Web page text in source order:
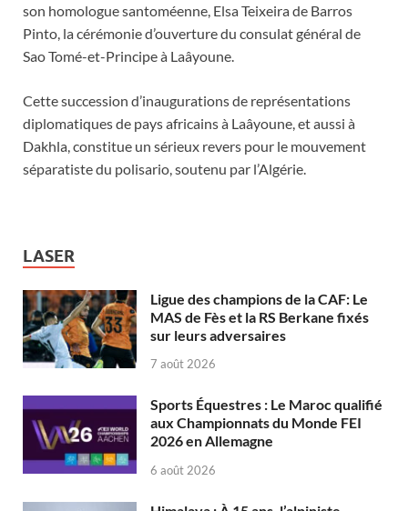
son homologue santoméenne, Elsa Teixeira de Barros
Pinto, la cérémonie d’ouverture du consulat général de
Sao Tomé-et-Principe à Laâyoune.
Cette succession d’inaugurations de représentations
diplomatiques de pays africains à Laâyoune, et aussi à
Dakhla, constitue un sérieux revers pour le mouvement
séparatiste du polisario, soutenu par l’Algérie.
LASER
Ligue des champions de la CAF: Le
MAS de Fès et la RS Berkane fixés
sur leurs adversaires
7 août 2026
Sports Équestres : Le Maroc qualifié
aux Championnats du Monde FEI
2026 en Allemagne
6 août 2026